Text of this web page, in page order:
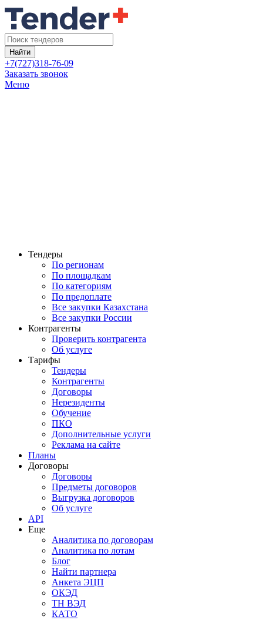
Найти
+7(727)318-76-09
Заказать звонок
Меню
Тендеры
По регионам
По площадкам
По категориям
По предоплате
Все закупки Казахстана
Все закупки России
Контрагенты
Проверить контрагента
Об услуге
Тарифы
Тендеры
Контрагенты
Договоры
Нерезиденты
Обучение
ПКО
Дополнительные услуги
Реклама на сайте
Планы
Договоры
Договоры
Предметы договоров
Выгрузка договоров
Об услуге
API
Еще
Аналитика по договорам
Аналитика по лотам
Блог
Найти партнера
Анкета ЭЦП
ОКЭД
ТН ВЭД
КАТО